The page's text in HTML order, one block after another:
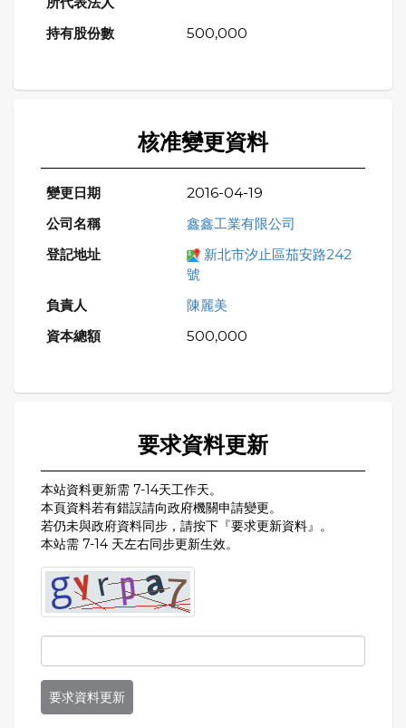
500,000
核准變更資料
2016-04-19
鑫鑫工業有限公司
新北市汐止區茄安路242
號
陳麗美
500,000
要求資料更新
本站資料更新需 7-14天工作天。
本頁資料若有錯誤請向政府機關申請變更。
若仍未與政府資料同步，請按下『要求更新資料』。
本站需 7-14 天左右同步更新生效。
要求資料更新